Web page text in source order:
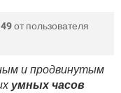
от пользователя
и продвинутым
умных часов